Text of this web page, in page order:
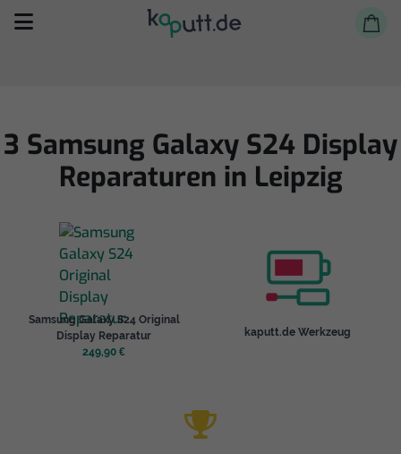
Selbst reparieren
Reparieren lassen
Shop
3 Samsung Galaxy S24 Display
Reparaturen in Leipzig
Samsung Galaxy S24 Original
Display Reparatur
249,90 €
kaputt.de Werkzeug